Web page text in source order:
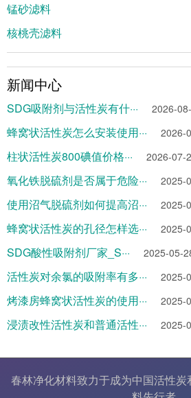
锰砂滤料
核桃壳滤料
新闻中心
SDG吸附剂与活性炭有什··· 2026-
蜂窝状活性炭怎么安装使用··· 2026-
柱状活性炭800碘值价格··· 2026-07-
氧化铁脱硫剂是否属于危险··· 2025-
使用沼气脱硫剂如何提高沼··· 2025-
蜂窝状活性炭的孔径怎样选··· 2025-
SDG酸性吸附剂厂家_S··· 2025-05-
活性炭对余氯的吸附率有多··· 2025-
烤漆房蜂窝状活性炭的使用··· 2025-
浸渍改性活性炭和普通活性··· 2025-
春林净化材料致力于成为中国活性炭